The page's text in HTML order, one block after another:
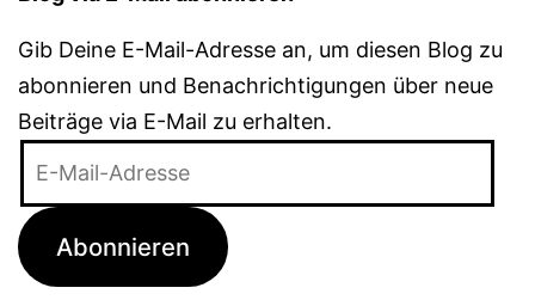
Gib Deine E-Mail-Adresse an, um diesen Blog zu
abonnieren und Benachrichtigungen über neue
Beiträge via E-Mail zu erhalten.
Adresse
Abonnieren